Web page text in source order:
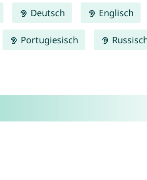
Deutsch Englisch
Portugiesisch